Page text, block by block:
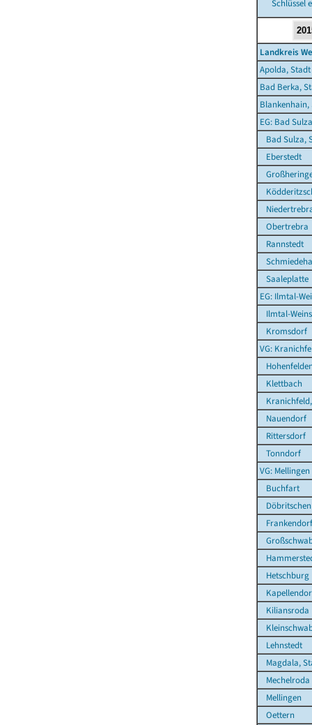
Schlüssel
Landkreis
Apolda, Stadt
Bad Berka,
Blankenhain,
EG: Bad
Bad Sulza,
Eberstedt
Obertrebra
Rannstedt
Saaleplatte
EG: Ilmtal-
Ilmtal-
Kromsdorf
VG:
Klettbach
Nauendorf
Rittersdorf
Tonndorf
VG: Mellingen
Buchfart
Döbritschen
Frankendorf
Hetschburg
Kiliansroda
Lehnstedt
Magdala,
Mechelroda
Mellingen
Oettern